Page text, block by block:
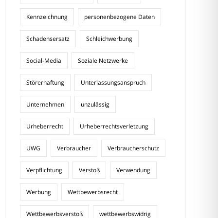
Kennzeichnung personenbezogene Daten
Schadensersatz Schleichwerbung
Social-Media Soziale Netzwerke
Störerhaftung Unterlassungsanspruch
Unternehmen unzulässig
Urheberrecht Urheberrechtsverletzung
UWG Verbraucher Verbraucherschutz
Verpflichtung Verstoß Verwendung
Werbung Wettbewerbsrecht
Wettbewerbsverstoß wettbewerbswidrig